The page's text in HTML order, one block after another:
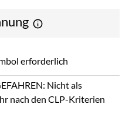
erforderlich
Nicht als
nach den CLP-Kriterien